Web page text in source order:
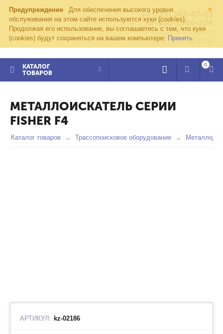
×
Предупреждение
Для обеспечения высокого уровня
обслуживания на этом сайте используются куки (cookies).
Продолжая его использование, вы соглашаетесь с тем, что куки
(cookies) будут сохраняться на вашем компьютере: Принять
+7 (727) 345-47-03
8-800-1000-274
kvazar91@yandex.ru
Пн-пт с 8:00 до 17:00
КАТАЛОГ
ТОВАРОВ
0
МЕТАЛЛОИСКАТЕЛЬ СЕРИИ
FISHER F4
Каталог товаров Трассопоисковое оборудование
АРТИКУЛ: kz-02186